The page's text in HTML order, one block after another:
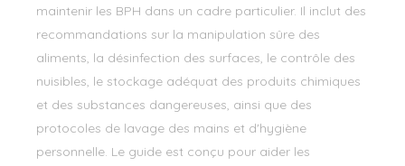
maintenir les BPH dans un cadre particulier. Il inclut des
recommandations sur la manipulation sûre des
aliments, la désinfection des surfaces, le contrôle des
nuisibles, le stockage adéquat des produits chimiques
et des substances dangereuses, ainsi que des
protocoles de lavage des mains et d'hygiène
personnelle. Le guide est conçu pour aider les